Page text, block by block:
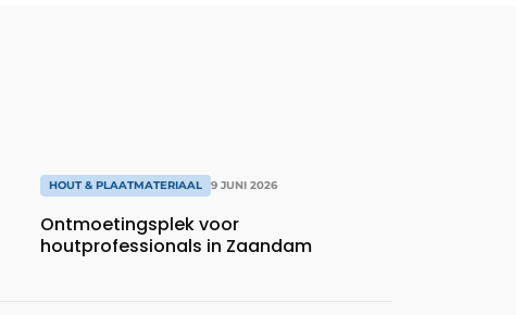
HOUT & PLAATMATERIAAL 9 JUNI 2026
Ontmoetingsplek voor
houtprofessionals in Zaandam